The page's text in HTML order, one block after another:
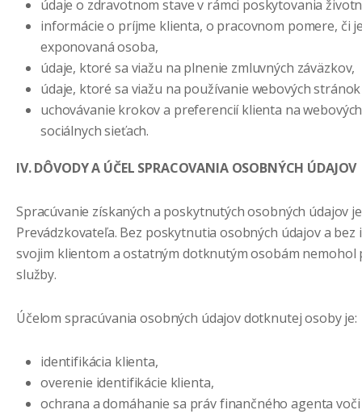
údaje o zdravotnom stave v rámci poskytovania
informácie o príjme klienta, o pracovnom pomere, či
exponovaná osoba,
údaje, ktoré sa viažu na plnenie zmluvných záväzkov,
údaje, ktoré sa viažu na používanie webových
uchovávanie krokov a preferencií klienta na
sociálnych sieťach.
IV. DÔVODY A ÚČEL SPRACOVANIA OSOBNÝCH ÚDAJOV
Spracúvanie získaných a poskytnutých osobných údajov
Prevádzkovateľa. Bez poskytnutia osobných údajov a bez
svojim klientom a ostatným dotknutým osobám nemohol
služby.
Účelom spracúvania osobných údajov dotknutej osoby je:
identifikácia klienta,
overenie identifikácie klienta,
ochrana a domáhanie sa práv finančného agenta